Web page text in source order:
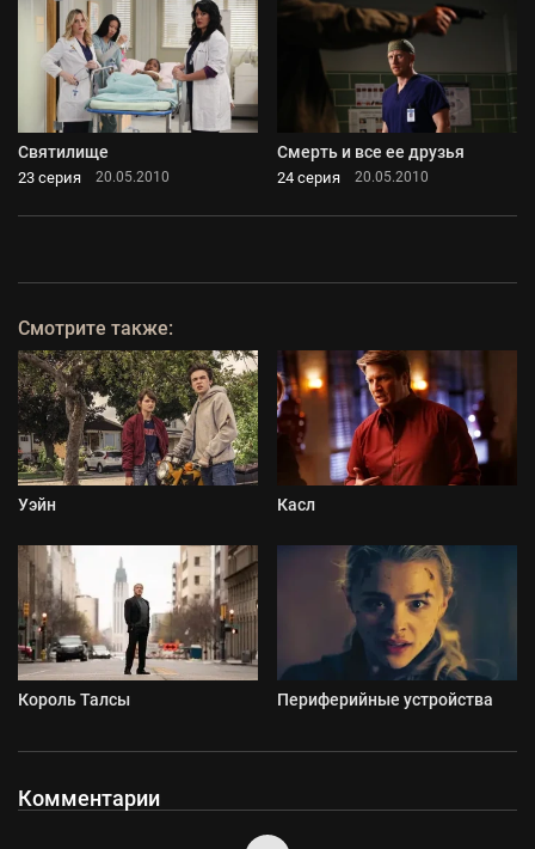
Святилище
23 серия 20.05.2010
Смерть и все ее друзья
24 серия 20.05.2010
Смотрите также:
Уэйн Касл
Король Талсы Периферийные устройства
Комментарии